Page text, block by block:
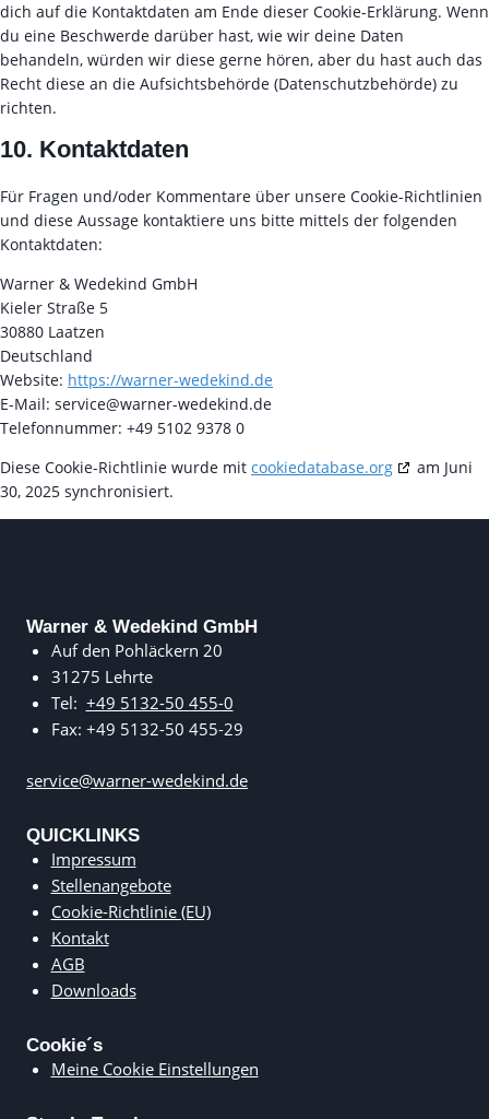
dich auf die Kontaktdaten am Ende dieser Cookie-Erklärung. Wenn
du eine Beschwerde darüber hast, wie wir deine Daten
behandeln, würden wir diese gerne hören, aber du hast auch das
Recht diese an die Aufsichtsbehörde (Datenschutzbehörde) zu
richten.
10. Kontaktdaten
Für Fragen und/oder Kommentare über unsere Cookie-Richtlinien
und diese Aussage kontaktiere uns bitte mittels der folgenden
Kontaktdaten:
Warner & Wedekind GmbH
Kieler Straße 5
30880 Laatzen
Deutschland
Website: https://warner-wedekind.de
E-Mail: service@warner-wedekind.de
Telefonnummer: +49 5102 9378 0
Diese Cookie-Richtlinie wurde mit cookiedatabase.org
am Juni
30, 2025 synchronisiert.
Warner & Wedekind GmbH
Auf den Pohläckern 20
31275 Lehrte
Tel: +49 5132-50 455-0
Fax: +49 5132-50 455-29
service@warner-wedekind.de
QUICKLINKS
Impressum
Stellenangebote
Cookie-Richtlinie (EU)
Kontakt
AGB
Downloads
Cookie´s
Meine Cookie Einstellungen